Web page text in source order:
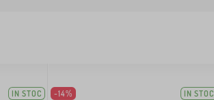
IN STOC -14% IN STOC